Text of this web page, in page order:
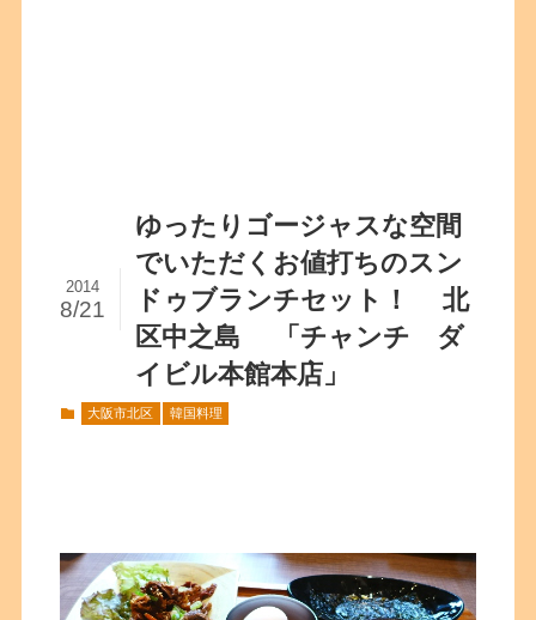
ゆったりゴージャスな空間
でいただくお値打ちのスン
ドゥブランチセット！ 北
区中之島 「チャンチ ダ
イビル本館本店」
2014
8/21
大阪市北区 韓国料理